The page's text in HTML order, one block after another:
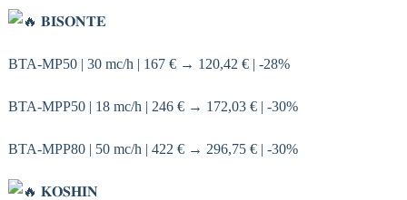
𝐁𝐈𝐒𝐎𝐍𝐓𝐄
BTA-MP50 | 30 mc/h | 167 € → 120,42 € | -28%
BTA-MPP50 | 18 mc/h | 246 € → 172,03 € | -30%
BTA-MPP80 | 50 mc/h | 422 € → 296,75 € | -30%
𝐊𝐎𝐒𝐇𝐈𝐍